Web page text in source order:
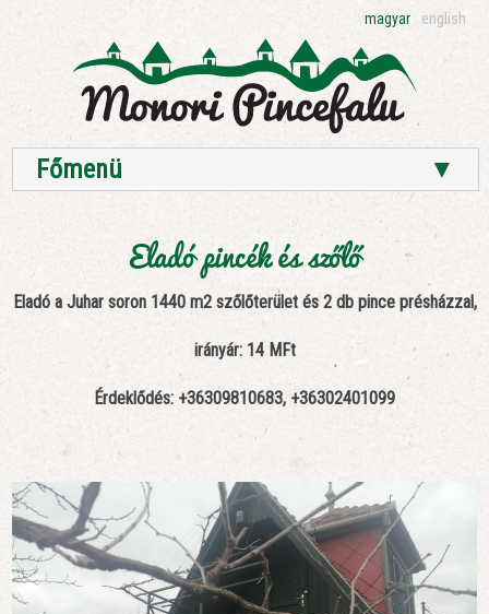
magyar english
Főmenü ▼
Eladó pincék és szőlő
Eladó a Juhar soron 1440 m2 szőlőterület és 2 db pince présházzal,
irányár: 14 MFt
Érdeklődés: +36309810683, +36302401099